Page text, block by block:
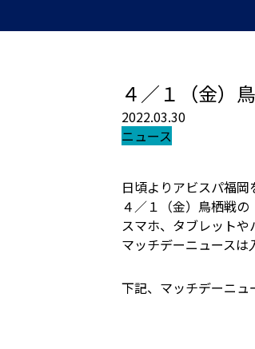
４／１（金）
2022.03.30
ニュース
日頃よりアビスパ福岡
４／１（金）鳥栖戦の
スマホ、タブレットや
マッチデーニュースは
下記、マッチデーニュ